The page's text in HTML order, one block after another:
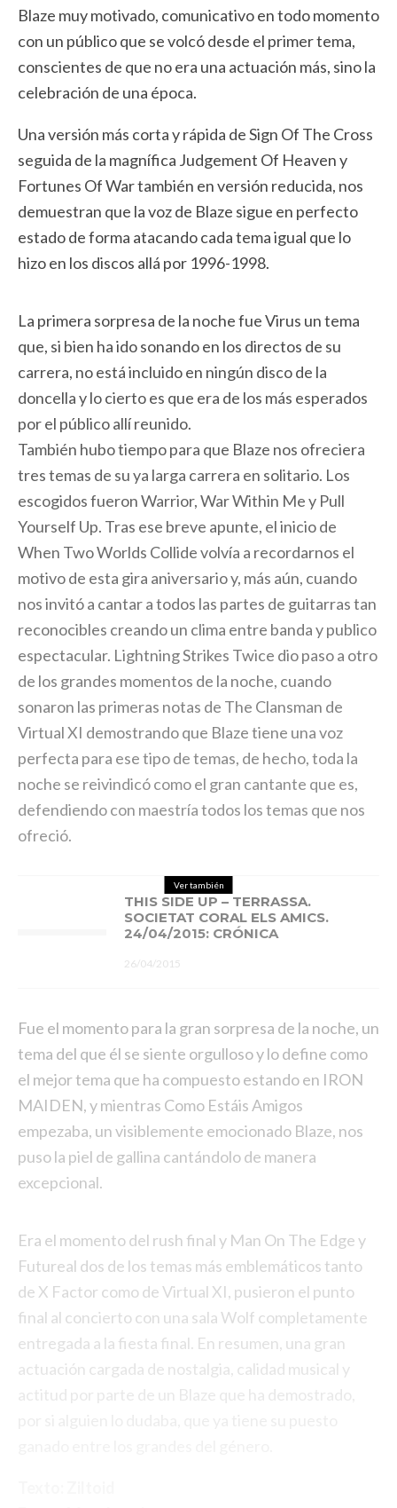
Blaze muy motivado, comunicativo en todo momento
con un público que se volcó desde el primer tema,
conscientes de que no era una actuación más, sino la
celebración de una época.
Una versión más corta y rápida de Sign Of The Cross
seguida de la magnífica Judgement Of Heaven y
Fortunes Of War también en versión reducida, nos
demuestran que la voz de Blaze sigue en perfecto
estado de forma atacando cada tema igual que lo
hizo en los discos allá por 1996-1998.
La primera sorpresa de la noche fue Virus un tema
que, si bien ha ido sonando en los directos de su
carrera, no está incluido en ningún disco de la
doncella y lo cierto es que era de los más esperados
por el público allí reunido.
También hubo tiempo para que Blaze nos ofreciera
tres temas de su ya larga carrera en solitario. Los
escogidos fueron Warrior, War Within Me y Pull
Yourself Up. Tras ese breve apunte, el inicio de
When Two Worlds Collide volvía a recordarnos el
motivo de esta gira aniversario y, más aún, cuando
nos invitó a cantar a todos las partes de guitarras tan
reconocibles creando un clima entre banda y publico
espectacular. Lightning Strikes Twice dio paso a otro
de los grandes momentos de la noche, cuando
sonaron las primeras notas de The Clansman de
Virtual XI demostrando que Blaze tiene una voz
perfecta para ese tipo de temas, de hecho, toda la
noche se reivindicó como el gran cantante que es,
defendiendo con maestría todos los temas que nos
ofreció.
Ver también
THIS SIDE UP – TERRASSA.
SOCIETAT CORAL ELS AMICS.
24/04/2015: CRÓNICA
26/04/2015
Fue el momento para la gran sorpresa de la noche, un
tema del que él se siente orgulloso y lo define como
el mejor tema que ha compuesto estando en IRON
MAIDEN, y mientras Como Estáis Amigos
empezaba, un visiblemente emocionado Blaze, nos
puso la piel de gallina cantándolo de manera
excepcional.
Era el momento del rush final y Man On The Edge y
Futureal dos de los temas más emblemáticos tanto
de X Factor como de Virtual XI, pusieron el punto
final al concierto con una sala Wolf completamente
entregada a la fiesta final. En resumen, una gran
actuación cargada de nostalgia, calidad musical y
actitud por parte de un Blaze que ha demostrado,